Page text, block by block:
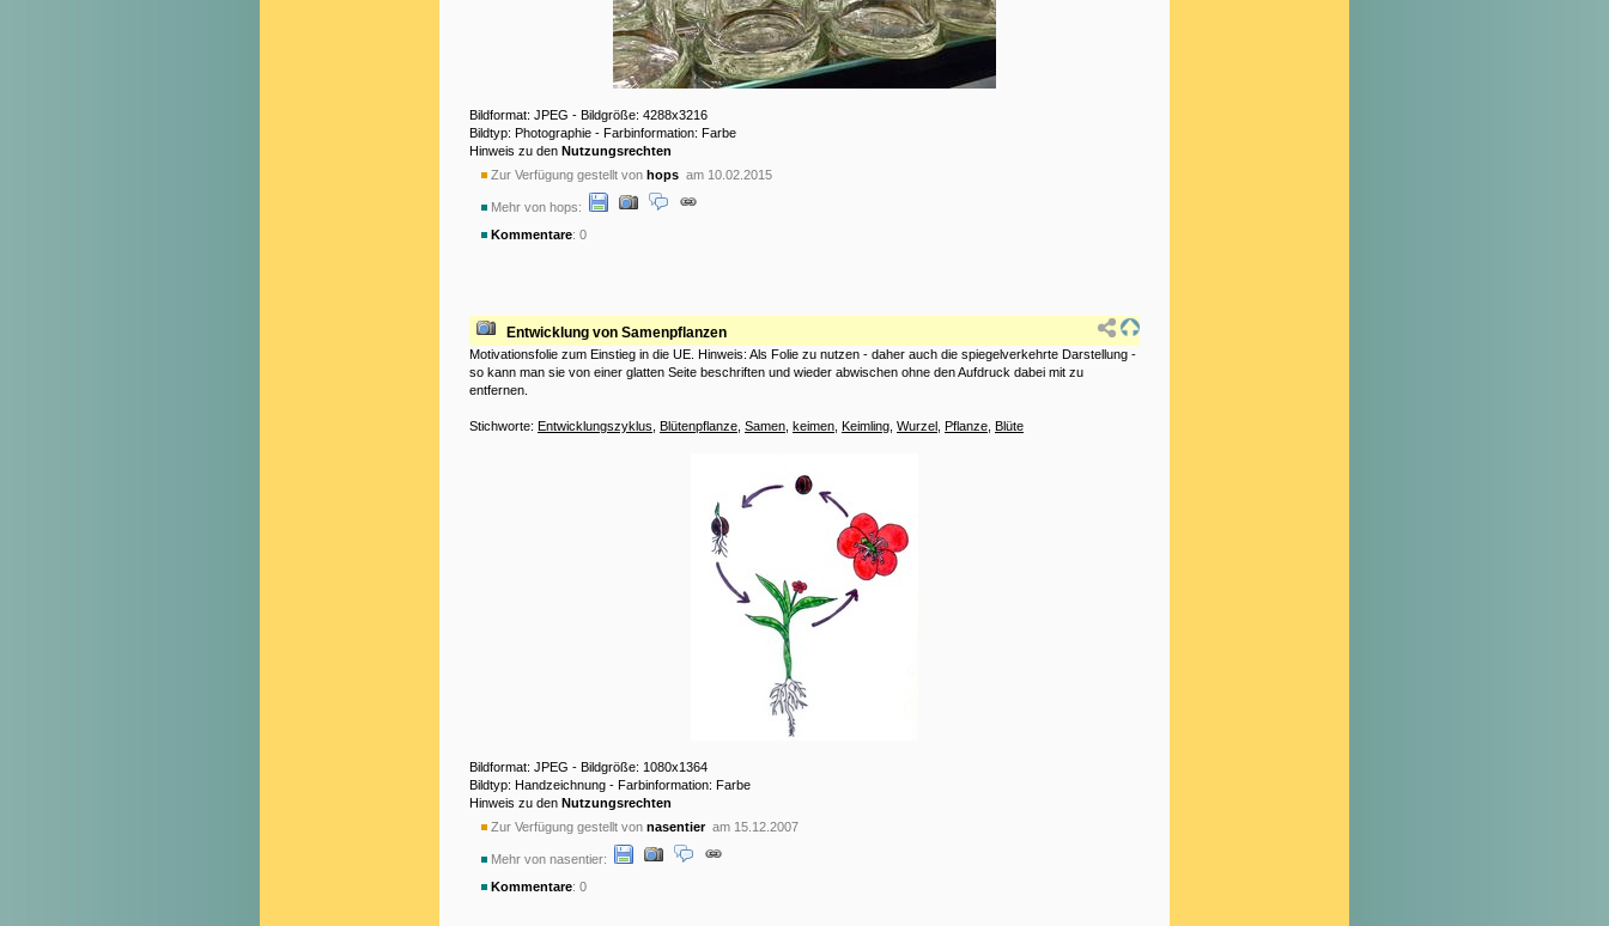
Bildformat: JPEG - Bildgröße: 4288x3216
Bildtyp: Photographie - Farbinformation: Farbe
Hinweis zu den Nutzungsrechten
Zur Verfügung gestellt von hops am 10.02.2015
Mehr von hops:
Kommentare: 0
Entwicklung von Samenpflanzen
Motivationsfolie zum Einstieg in die UE. Hinweis: Als Folie zu nutzen - daher auch die spiegelverkehrte Darstellung -
so kann man sie von einer glatten Seite beschriften und wieder abwischen ohne den Aufdruck dabei mit zu
entfernen.
Stichworte: Entwicklungszyklus Blütenpflanze Samen keimen Keimling Wurzel Pflanze Blüte
Bildformat: JPEG - Bildgröße: 1080x1364
Bildtyp: Handzeichnung - Farbinformation: Farbe
Hinweis zu den Nutzungsrechten
Zur Verfügung gestellt von nasentieram 15.12.2007
Mehr von nasentier:
Kommentare: 0